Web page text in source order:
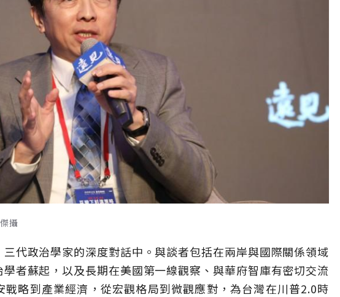
攝
代政治學家的深度對話中。與談者包括在兩岸與國際關係領域
者蘇起，以及長期在美國第一線觀察、與華府智庫有密切交流
戰略到產業經濟，從宏觀格局到微觀應對，為台灣在川普2.0時